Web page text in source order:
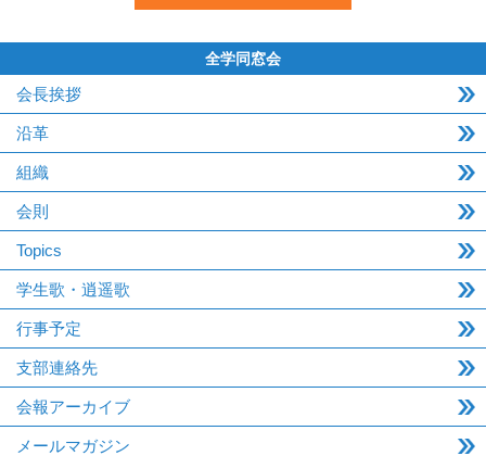
全学同窓会
会長挨拶
沿革
組織
会則
Topics
学生歌・逍遥歌
行事予定
支部連絡先
会報アーカイブ
メールマガジン